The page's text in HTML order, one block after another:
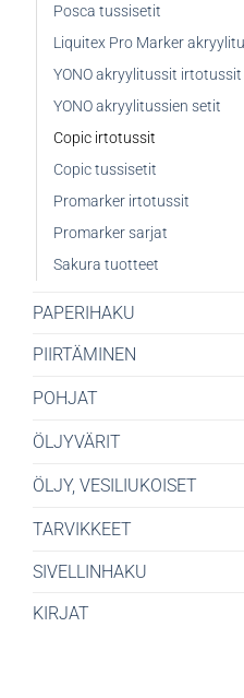
Posca tussisetit
Liquitex Pro Marker
YONO akryylitussit irtotussit
YONO akryylitussien setit
Copic irtotussit
Copic tussisetit
Promarker irtotussit
Promarker sarjat
Sakura tuotteet
PAPERIHAKU
PIIRTÄMINEN
POHJAT
ÖLJYVÄRIT
ÖLJY, VESILIUKOISET
TARVIKKEET
SIVELLINHAKU
KIRJAT